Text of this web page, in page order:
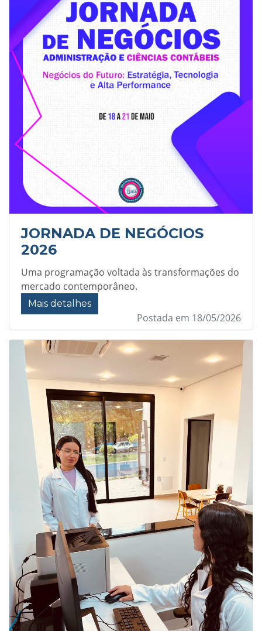
JORNADA DE NEGÓCIOS
2026
Uma programação voltada às transformações do
mercado contemporâneo.
Mais detalhes
Postada em 18/05/2026